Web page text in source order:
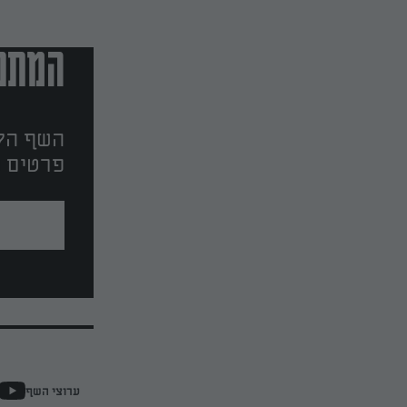
השף
פרטים
ערוצי השף